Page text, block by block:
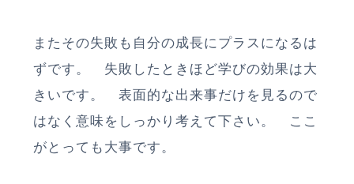
またその失敗も自分の成長にプラスになるは
ずです。 失敗したときほど学びの効果は大
きいです。 表面的な出来事だけを見るので
はなく意味をしっかり考えて下さい。 ここ
がとっても大事です。